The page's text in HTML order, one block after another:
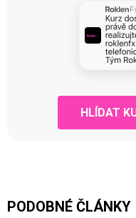
HLÍDAT
PODOBNÉ ČLÁNKY